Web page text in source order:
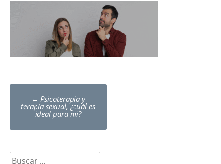
Post
navigation
← Psicoterapia y
terapia sexual, ¿cuál es
ideal para mi?
Buscar: